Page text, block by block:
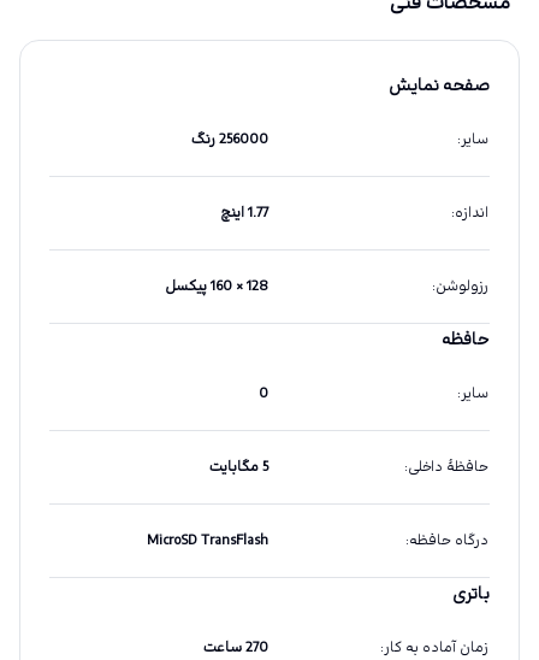
صفحه نمایش
سایر: 256000 رنگ
اندازه: 1.77 اینچ
رزولوشن: 128 × 160 پیکسل
حافظه
سایر:
0
حافظهٔ داخلی: 5 مگابایت
درگاه حافظه:
MicroSD TransFlash
باتری
زمان آماده به کار: 270 ساعت